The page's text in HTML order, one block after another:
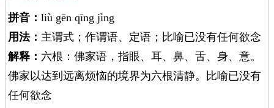
拼音： liù gēn qīng jìng
用法： 主谓式；作谓语、定语；比喻已没有任何欲念
解释： 六根：佛家语，指眼、耳、鼻、舌、身、意。
佛家以达到远离烦恼的境界为六根清静。比喻已没有
任何欲念